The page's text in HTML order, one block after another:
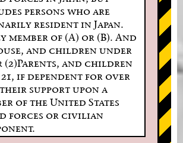
persons who are
resident in Japan.
member of (A) or (B). And
and children under
(2)Parents, and children
if dependent for over
support upon a
of the United States
forces or civilian